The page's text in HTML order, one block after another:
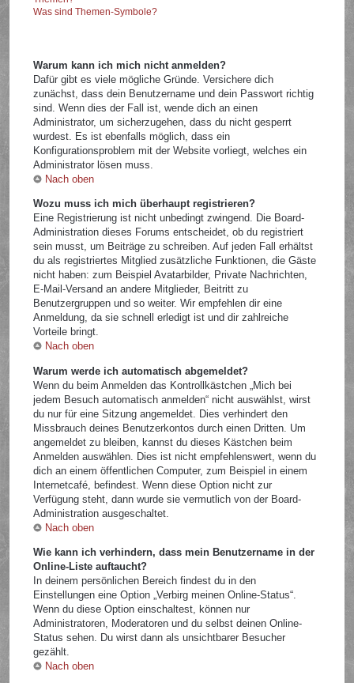
Was sind Themen-Symbole?
Warum kann ich mich nicht anmelden?
Dafür gibt es viele mögliche Gründe. Versichere dich
zunächst, dass dein Benutzername und dein Passwort richtig
sind. Wenn dies der Fall ist, wende dich an einen
Administrator, um sicherzugehen, dass du nicht gesperrt
wurdest. Es ist ebenfalls möglich, dass ein
Konfigurationsproblem mit der Website vorliegt, welches ein
Administrator lösen muss.
Nach oben
Wozu muss ich mich überhaupt registrieren?
Eine Registrierung ist nicht unbedingt zwingend. Die Board-
Administration dieses Forums entscheidet, ob du registriert
sein musst, um Beiträge zu schreiben. Auf jeden Fall erhältst
du als registriertes Mitglied zusätzliche Funktionen, die Gäste
nicht haben: zum Beispiel Avatarbilder, Private Nachrichten,
E-Mail-Versand an andere Mitglieder, Beitritt zu
Benutzergruppen und so weiter. Wir empfehlen dir eine
Anmeldung, da sie schnell erledigt ist und dir zahlreiche
Vorteile bringt.
Nach oben
Warum werde ich automatisch abgemeldet?
Wenn du beim Anmelden das Kontrollkästchen „Mich bei
jedem Besuch automatisch anmelden“ nicht auswählst, wirst
du nur für eine Sitzung angemeldet. Dies verhindert den
Missbrauch deines Benutzerkontos durch einen Dritten. Um
angemeldet zu bleiben, kannst du dieses Kästchen beim
Anmelden auswählen. Dies ist nicht empfehlenswert, wenn du
dich an einem öffentlichen Computer, zum Beispiel in einem
Internetcafé, befindest. Wenn diese Option nicht zur
Verfügung steht, dann wurde sie vermutlich von der Board-
Administration ausgeschaltet.
Nach oben
Wie kann ich verhindern, dass mein Benutzername in der
Online-Liste auftaucht?
In deinem persönlichen Bereich findest du in den
Einstellungen eine Option „Verbirg meinen Online-Status“.
Wenn du diese Option einschaltest, können nur
Administratoren, Moderatoren und du selbst deinen Online-
Status sehen. Du wirst dann als unsichtbarer Besucher
gezählt.
Nach oben